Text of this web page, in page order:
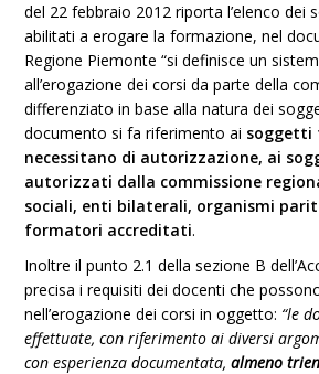
del 22 febbraio 2012 riporta l’elenco dei
abilitati a erogare la formazione, nel
Regione Piemonte “si definisce un
all’erogazione dei corsi da parte della
differenziato in base alla natura dei
documento si fa riferimento ai soggetti
necessitano di autorizzazione, ai
autorizzati dalla commissione
sociali, enti bilaterali, organismi
formatori accreditati.
Inoltre il punto 2.1 della sezione B
precisa i requisiti dei docenti che
nell’erogazione dei corsi in oggetto: “le
effettuate, con riferimento ai diversi
con esperienza documentata,almeno